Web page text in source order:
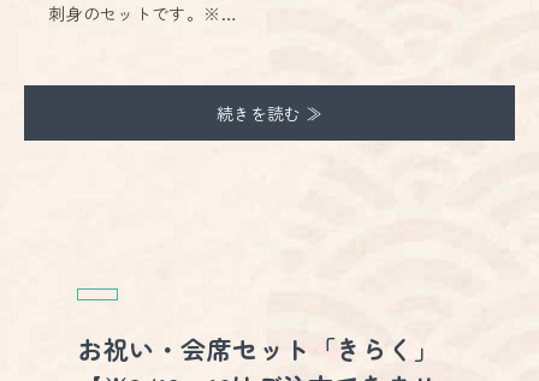
刺身のセットです。※…
続きを読む ≫
お祝い・会席セット「きらく」